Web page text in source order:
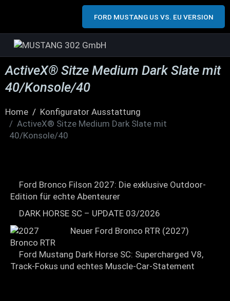
FORD MUSTANG US VS. EU VERSION
ActiveX® Sitze Medium Dark Slate mit
40/Konsole/40
Home
Konfigurator Ausstattung
ActiveX® Sitze Medium Dark Slate mit
40/Konsole/40
Ford Bronco Filson 2027: Die exklusive Outdoor-
Edition für echte Abenteurer
DARK HORSE SC – UPDATE 03/2026
Neuer Ford Bronco RTR (2027)
Ford Mustang Dark Horse SC: Supercharged V8,
Track-Fokus und echtes Muscle-Car-Statement